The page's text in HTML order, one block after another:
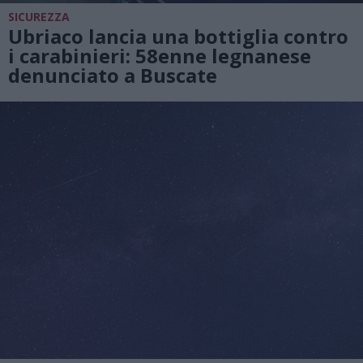
SICUREZZA
Ubriaco lancia una bottiglia contro
i carabinieri: 58enne legnanese
denunciato a Buscate